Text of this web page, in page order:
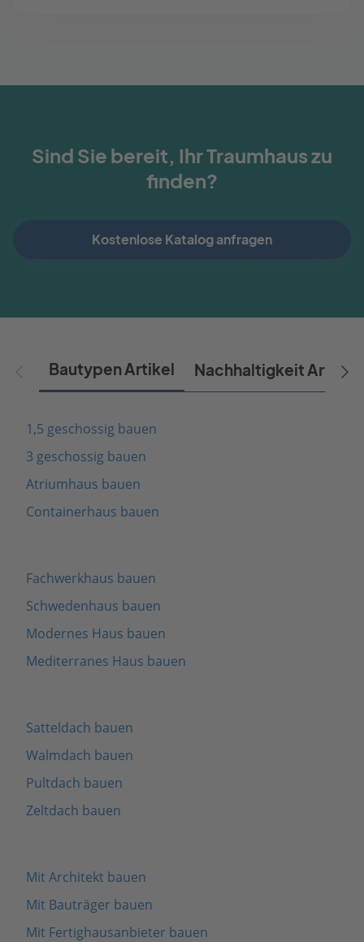
Sind Sie bereit, Ihr Traumhaus zu
finden?
Kostenlose Katalog anfragen
Bautypen Artikel Nachhaltigkeit Artikel
1,5 geschossig bauen
3 geschossig bauen
Atriumhaus bauen
Containerhaus bauen
Fachwerkhaus bauen
Schwedenhaus bauen
Modernes Haus bauen
Mediterranes Haus bauen
Satteldach bauen
Walmdach bauen
Pultdach bauen
Zeltdach bauen
Mit Architekt bauen
Mit Bauträger bauen
Mit Fertighausanbieter bauen